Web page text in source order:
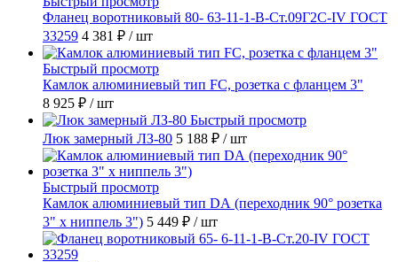
Фланец воротниковый 80- 63-11-1-B-Ст.09Г2С-IV ГОСТ
33259 4 381 ₽ / шт
Быстрый просмотр
Камлок алюминиевый тип FC, розетка с фланцем 3"
8 925 ₽ / шт
Быстрый просмотр
Люк замерный ЛЗ-80 5 188 ₽ / шт
Быстрый просмотр
Камлок алюминиевый тип DА (переходник 90° розетка
3" х ниппель 3") 5 449 ₽ / шт